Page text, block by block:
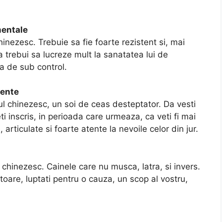
Trebuie sa fie foarte rezistent si, mai
sa lucreze mult la sanatatea lui de
de sub control.
chinezesc, un soi de ceas desteptator. Da vesti
inscris, in perioada care urmeaza, ca veti fi mai
si foarte atente la nevoile celor din jur.
Cainele care nu musca, latra, si invers.
luptati pentru o cauza, un scop al vostru,